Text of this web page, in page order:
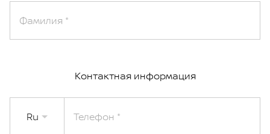
Фамилия
Контактная информация
Ru Телефон